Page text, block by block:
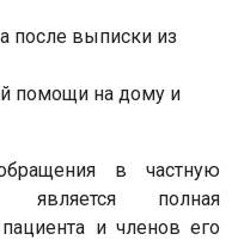
после выписки из
помощи на дому и
в частную
является полная
и членов его